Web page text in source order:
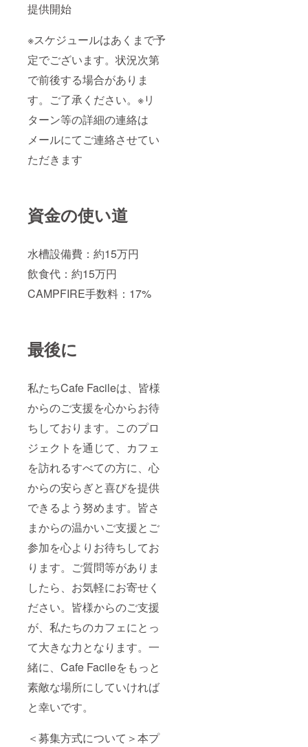
提供開始
※スケジュールはあくまで予
定でございます。状況次第
で前後する場合がありま
す。ご了承ください。※リ
ターン等の詳細の連絡は
メールにてご連絡させてい
ただきます
資金の使い道
水槽設備費：約15万円
飲食代：約15万円
CAMPFIRE手数料：17%
最後に
私たちCafe Facileは、皆様
からのご支援を心からお待
ちしております。このプロ
ジェクトを通じて、カフェ
を訪れるすべての方に、心
からの安らぎと喜びを提供
できるよう努めます。皆さ
まからの温かいご支援とご
参加を心よりお待ちしてお
ります。ご質問等がありま
したら、お気軽にお寄せく
ださい。皆様からのご支援
が、私たちのカフェにとっ
て大きな力となります。一
緒に、Cafe Facileをもっと
素敵な場所にしていければ
と幸いです。
＜募集方式について＞本プ